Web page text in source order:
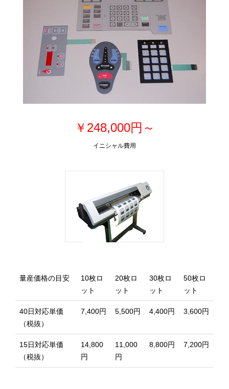
￥248,000円～
イニシャル費用
量産価格の目安
10枚ロ
ット
20枚ロ
ット
30枚ロ
ット
50枚ロ
ット
40日対応単価
（税抜）
7,400円 5,500円 4,400円 3,600円
15日対応単価
（税抜）
14,800
円
11,000
円
8,800円 7,200円